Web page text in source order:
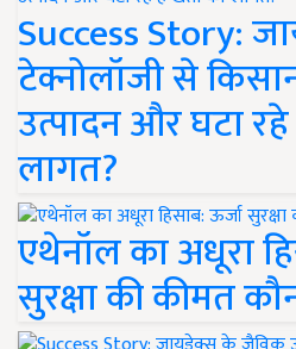
Success Story:
टेक्नोलॉजी से
उत्पादन और घटा
लागत?
एथेनॉल का अधूरा
सुरक्षा की कीमत